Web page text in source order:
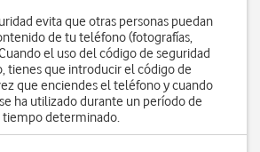
evita que otras personas puedan
de tu teléfono (fotografías,
el uso del código de seguridad
tienes que introducir el código de
que enciendes el teléfono y cuando
ha utilizado durante un período de
tiempo determinado.